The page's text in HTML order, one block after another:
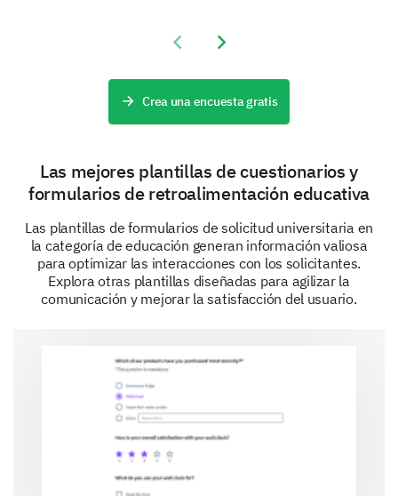
¿Cómo describirías la facilidad de navegación
Fácil Neutral
¿Encontraste alguna dificultad técnica
mientras completabas la solicitud?
Sí No
Si experimentaste alguna dificultad técnica,
descríbela aquí:
Previous slide
Next slide
Crea una encuesta gratis
Las mejores plantillas de cuestionarios y
formularios de retroalimentación educativa
Las plantillas de formularios de solicitud universitaria en
la categoría de educación generan información valiosa
para optimizar las interacciones con los solicitantes.
Explora otras plantillas diseñadas para agilizar la
comunicación y mejorar la satisfacción del usuario.